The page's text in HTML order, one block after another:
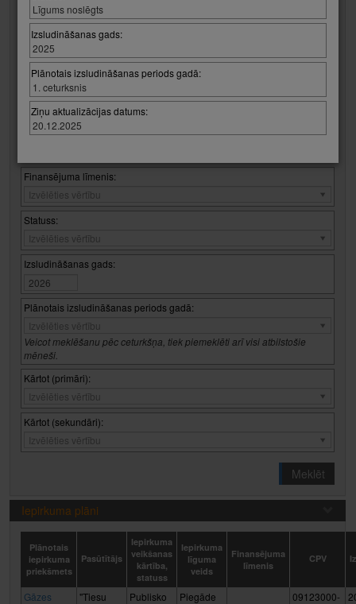
Izvēlēties vērtību
Koda izvēle:
Izvēlēties vērtību
Nav pievienots neviens ieraksts.
Iepirkuma līguma veids:
līguma
veids:
Finansējuma līmenis:
Izvēlēties vērtību
Finansējuma
līmenis:
Statuss:
Izvēlēties vērtību
Statuss:
Izsludināšanas gads:
Plānotais izsludināšanas periods gadā:
Izvēlēties vērtību
Plānotais
izsludināšanas
periods
gadā:
Veicot meklēšanu pēc ceturkšņa, tiek piemeklēti arī visi atbilstošie
mēneši.
Kārtot (primāri):
Izvēlēties vērtību
Kārtot
(primāri):
Kārtot (sekundāri):
Izvēlēties vērtību
Kārtot
(sekundāri):
Meklēt
Iepirkuma plāni
Plānotais
iepirkuma
priekšmets
Pasūtītājs
Iepirkuma
veikšanas
kārtība,
statuss
Iepirkuma
līguma
veids
Finansējuma
līmenis
CPV
Gāzes
"Tiesu
Publisko
Piegāde
09123000-
Līgums noslēgts
Izsludināšanas gads:
2025
Plānotais izsludināšanas periods gadā:
1. ceturksnis
Ziņu aktualizācijas datums:
20.12.2025